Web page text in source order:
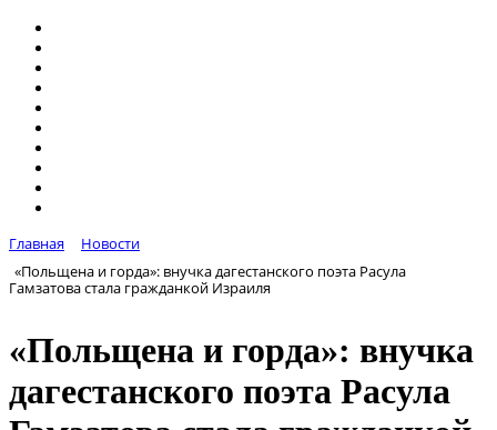
Главная
Новости
«Польщена и горда»: внучка дагестанского поэта Расула
Гамзатова стала гражданкой Израиля
«Польщена и горда»: внучка
дагестанского поэта Расула